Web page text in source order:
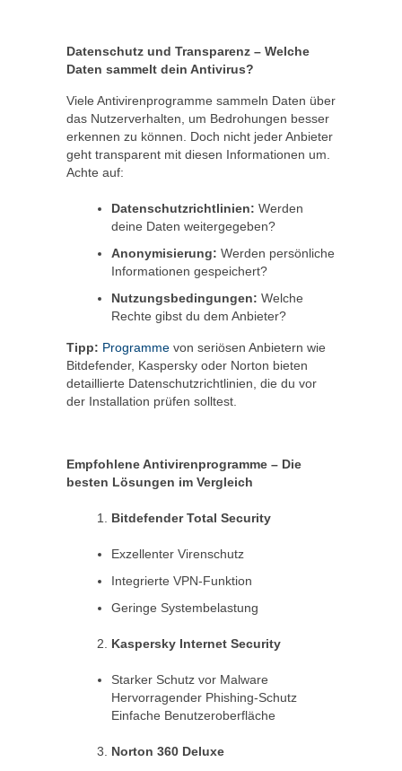
Datenschutz und Transparenz – Welche
Daten sammelt dein Antivirus?
Viele Antivirenprogramme sammeln Daten über
das Nutzerverhalten, um Bedrohungen besser
erkennen zu können. Doch nicht jeder Anbieter
geht transparent mit diesen Informationen um.
Achte auf:
Datenschutzrichtlinien: Werden
deine Daten weitergegeben?
Anonymisierung: Werden persönliche
Informationen gespeichert?
Nutzungsbedingungen: Welche
Rechte gibst du dem Anbieter?
Tipp: Programme von seriösen Anbietern wie
Bitdefender, Kaspersky oder Norton bieten
detaillierte Datenschutzrichtlinien, die du vor
der Installation prüfen solltest.
Empfohlene Antivirenprogramme – Die
besten Lösungen im Vergleich
Bitdefender Total Security
Exzellenter Virenschutz
Integrierte VPN-Funktion
Geringe Systembelastung
Kaspersky Internet Security
Starker Schutz vor Malware
Hervorragender Phishing-Schutz
Einfache Benutzeroberfläche
Norton 360 Deluxe